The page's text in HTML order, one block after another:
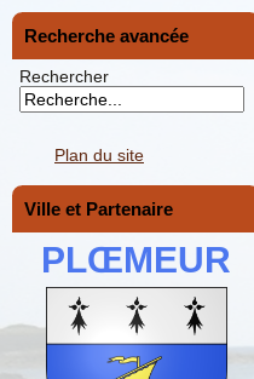
Recherche avancée
Rechercher
Plan du site
Ville et Partenaire
PLŒMEUR